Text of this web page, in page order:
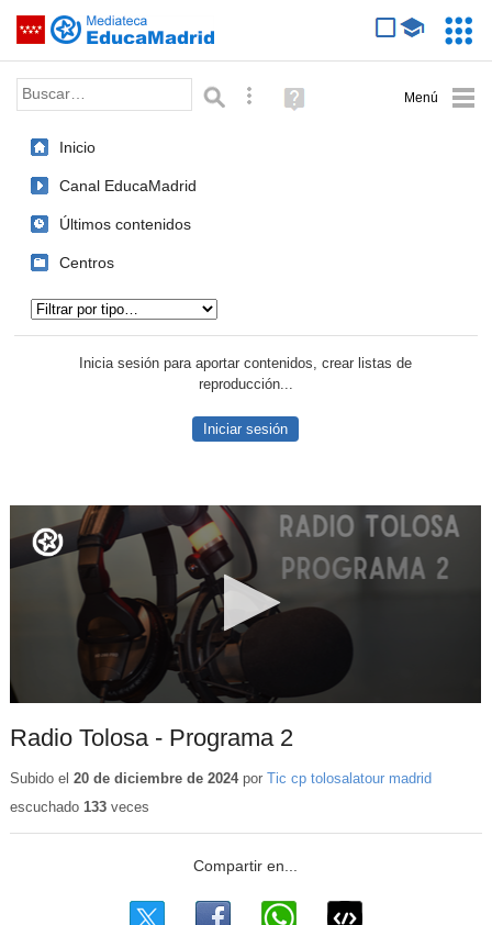
Saltar navegación
Palabra o frase: Búsqueda avanzada
Ayuda
(en
Inicio
Canal EducaMadrid
Últimos contenidos
Centros
Inicia sesión para aportar contenidos, crear listas de
reproducción...
Iniciar sesión
Radio Tolosa - Programa 2
Subido el 20 de diciembre de 2024por Tic cp tolosalatour madrid
escuchado 133veces